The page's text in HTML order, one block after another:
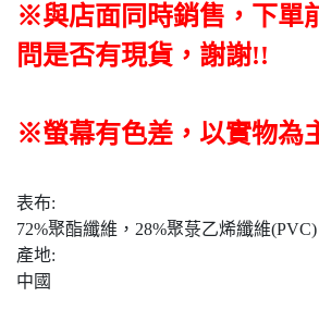
※與店面同時銷售 ， 下單
問是否有現貨，謝謝!!
※螢幕有色差，以實物為
表布:
72%聚酯纖維，28%聚菉乙烯纖維(PVC)
產地:
中國